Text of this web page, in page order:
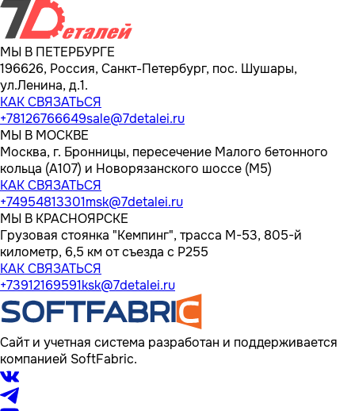
МЫ В ПЕТЕРБУРГЕ
196626, Россия, Санкт-Петербург, пос. Шушары,
ул.Ленина, д.1.
КАК СВЯЗАТЬСЯ
+78126766649sale@7detalei.ru
МЫ В МОСКВЕ
Москва, г. Бронницы, пересечение Малого бетонного
кольца (А107) и Новорязанского шоссе (М5)
КАК СВЯЗАТЬСЯ
+74954813301msk@7detalei.ru
МЫ В КРАСНОЯРСКЕ
Грузовая стоянка "Кемпинг", трасса M-53, 805-й
километр, 6,5 км от съезда с Р255
КАК СВЯЗАТЬСЯ
+73912169591ksk@7detalei.ru
Сайт и учетная система разработан и поддерживается
компанией SoftFabric.